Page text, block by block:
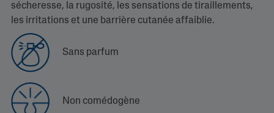
sécheresse, la rugosité, les sensations de tiraillements,
les irritations et une barrière cutanée affaiblie.
Sans parfum
Non comédogène